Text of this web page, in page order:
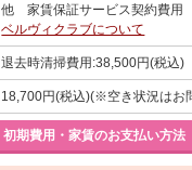
他 家賃保証サービス契約費用
ベルヴィクラブについて
退去時清掃費用:38,500円(税込)
18,700円(税込)(※空き状況はお
初期費用・家賃のお支払い方法